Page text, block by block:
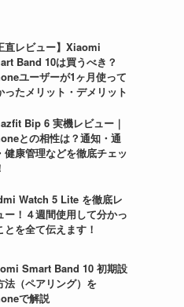
直レビュー】Xiaomi
Band 10は買うべき？
ユーザーが1ヶ月使って
ったメリット・デメリット
Bip 6 実機レビュー｜
との相性は？通知・通
健康管理などを徹底チェッ
Watch 5 Lite を徹底レ
ー！４週間使用して分かっ
とを全て伝えます！
Smart Band 10 初期設
法（ペアリング）を
で解説